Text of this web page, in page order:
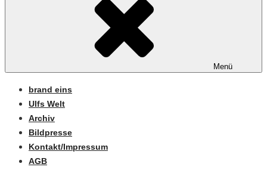
Menü
brand eins
Ulfs Welt
Archiv
Bildpresse
Kontakt/Impressum
AGB